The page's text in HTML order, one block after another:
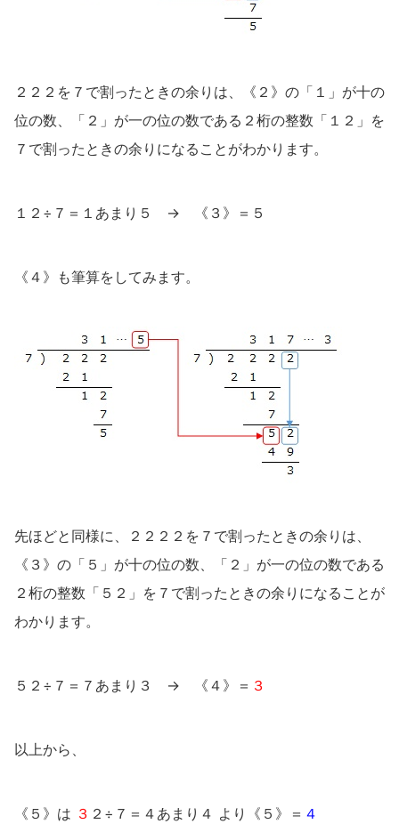
２２２を７で割ったときの余りは、《２》の「１」が十の
位の数、「２」が一の位の数である２桁の整数「１２」を
７で割ったときの余りになることがわかります。
１２÷７＝１あまり５ → 《３》＝５
《４》も筆算をしてみます。
先ほどと同様に、２２２２を７で割ったときの余りは、
《３》の「５」が十の位の数、「２」が一の位の数である
２桁の整数「５２」を７で割ったときの余りになることが
わかります。
５２÷７＝７あまり３ → 《４》＝ ３
以上から、
《５》は ３ ２÷７＝４あまり４ より《５》＝ ４